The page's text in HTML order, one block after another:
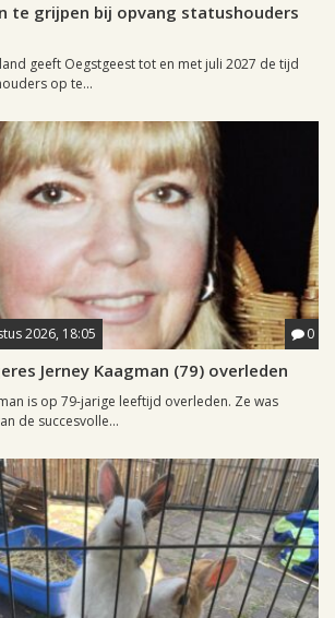
te grijpen bij opvang statushouders
geeft Oegstgeest tot en met juli 2027 de tijd
op te...
2026, 18:05 0
Jerney Kaagman (79) overleden
is op 79-jarige leeftijd overleden. Ze was
de succesvolle...